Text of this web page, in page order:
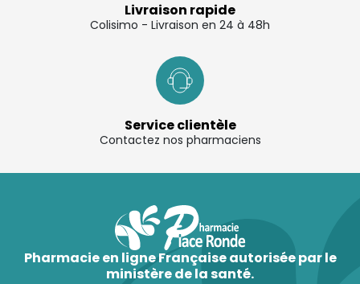
Livraison rapide
Colisimo - Livraison en 24 à 48h
Service clientèle
Contactez nos pharmaciens
Pharmacie en ligne Française autorisée par le
ministère de la santé.